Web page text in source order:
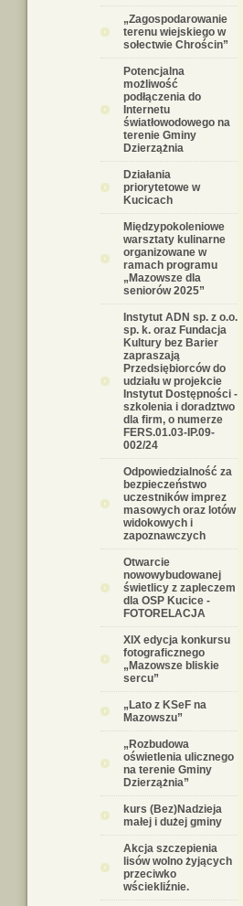
„Zagospodarowanie
terenu wiejskiego w
sołectwie Chrościn”
Potencjalna
możliwość
podłączenia do
Internetu
światłowodowego na
terenie Gminy
Dzierzążnia
Działania
priorytetowe w
Kucicach
Międzypokoleniowe
warsztaty kulinarne
organizowane w
ramach programu
„Mazowsze dla
seniorów 2025”
Instytut ADN sp. z o.o.
sp. k. oraz Fundacja
Kultury bez Barier
zapraszają
Przedsiębiorców do
udziału w projekcie
Instytut Dostępności -
szkolenia i doradztwo
dla firm, o numerze
FERS.01.03-IP.09-
002/24
Odpowiedzialność za
bezpieczeństwo
uczestników imprez
masowych oraz lotów
widokowych i
zapoznawczych
Otwarcie
nowowybudowanej
świetlicy z zapleczem
dla OSP Kucice -
FOTORELACJA
XIX edycja konkursu
fotograficznego
„Mazowsze bliskie
sercu”
„Lato z KSeF na
Mazowszu”
„Rozbudowa
oświetlenia ulicznego
na terenie Gminy
Dzierzążnia”
kurs (Bez)Nadzieja
małej i dużej gminy
Akcja szczepienia
lisów wolno żyjących
przeciwko
wściekliźnie.